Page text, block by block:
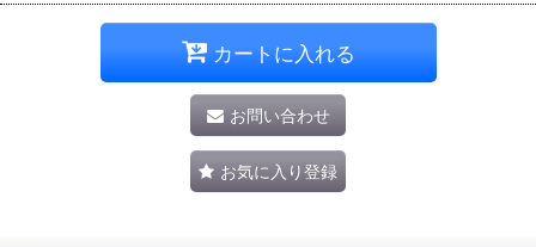
カートに入れる
お問い合わせ
お気に入り登録